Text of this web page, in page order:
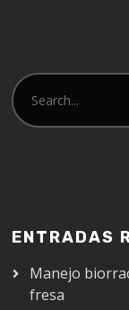
ENTRADAS
Manejo
fresa